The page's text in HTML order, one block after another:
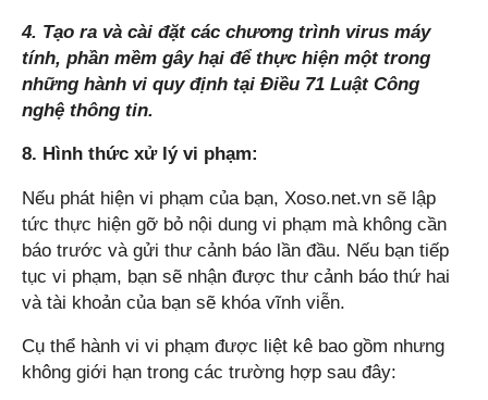
4. Tạo ra và cài đặt các chương trình virus máy
tính, phần mềm gây hại để thực hiện một trong
những hành vi quy định tại Điều 71 Luật Công
nghệ thông tin.
8. Hình thức xử lý vi phạm:
Nếu phát hiện vi phạm của bạn, Xoso.net.vn sẽ lập
tức thực hiện gỡ bỏ nội dung vi phạm mà không cần
báo trước và gửi thư cảnh báo lần đầu. Nếu bạn tiếp
tục vi phạm, bạn sẽ nhận được thư cảnh báo thứ hai
và tài khoản của bạn sẽ khóa vĩnh viễn.
Cụ thể hành vi vi phạm được liệt kê bao gồm nhưng
không giới hạn trong các trường hợp sau đây: